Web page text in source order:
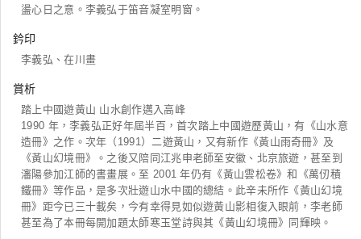
盪心日之意。李義弘于笛音凝室明窗。
鈐印
李義弘、在川畫
賞析
踏上中國遊黃山 山水創作邁入高峰
1990 年，李義弘正好年屆半百，首次踏上中國遊歷黃山，有《山水意
造冊》之作。次年（1991）二遊黃山，又有新作《黃山雨奇冊》及
《黃山幻境冊》。之後又陪同江兆申老師至安徽、北京旅遊，甚至到
瀋陽參加江師的書畫展。至 2001 年仍有《黃山雲松卷》和《萬仞積
鐵冊》等作品，是多次壯遊山水中國的總結。此辛未所作《黃山幻境
冊》距今已三十載矣，今有幸得見如似遊黃山影相復入眼前，李老師
甚至為了本冊每開加題太師寒玉堂詩與其《黃山幻境冊》同輝映。